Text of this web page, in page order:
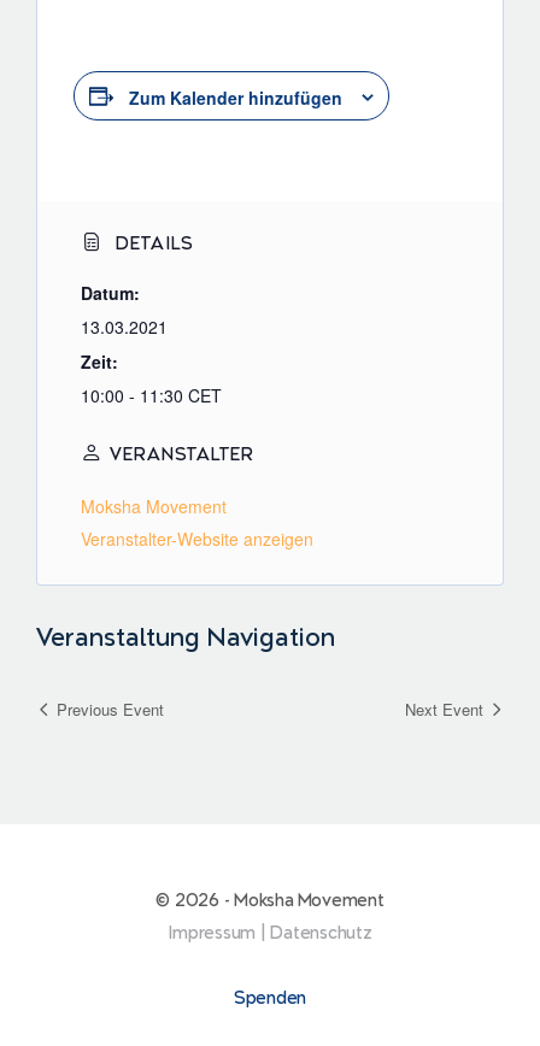
Zum Kalender hinzufügen
DETAILS
Datum:
13.03.2021
Zeit:
10:00 - 11:30 CET
VERANSTALTER
Moksha Movement
Veranstalter-Website anzeigen
Veranstaltung Navigation
Previous Event Next Event
© 2026 - Moksha Movement
Impressum |Datenschutz
Spenden